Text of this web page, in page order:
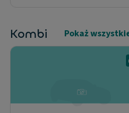
Kombi Pokaż